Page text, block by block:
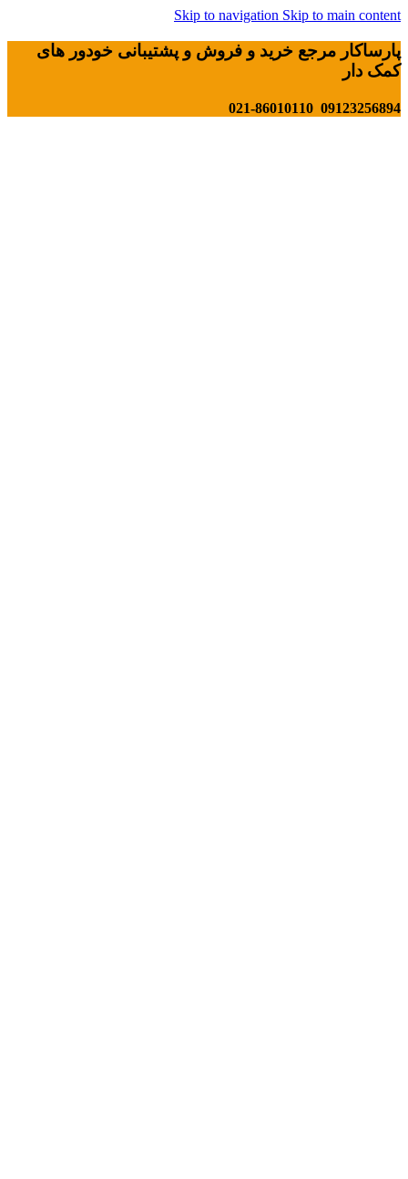
Skip to navigation Skip to main content
پارساکار مرجع خرید و فروش و پشتیبانی خودور های
کمک دار
09123256894 021-86010110